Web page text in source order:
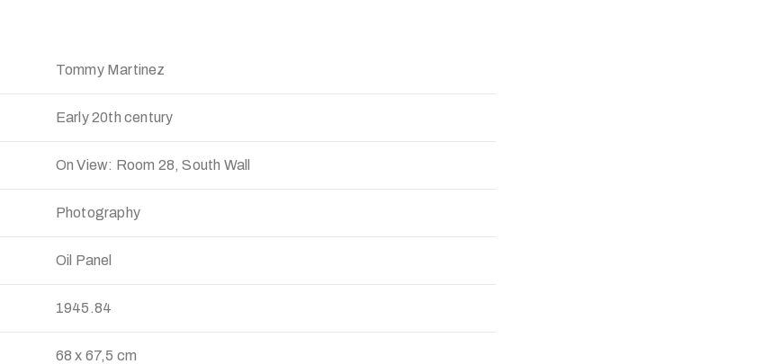
Tommy Martinez
Early 20th century
On View: Room 28, South Wall
Photography
Oil Panel
1945.84
68 x 67,5 cm